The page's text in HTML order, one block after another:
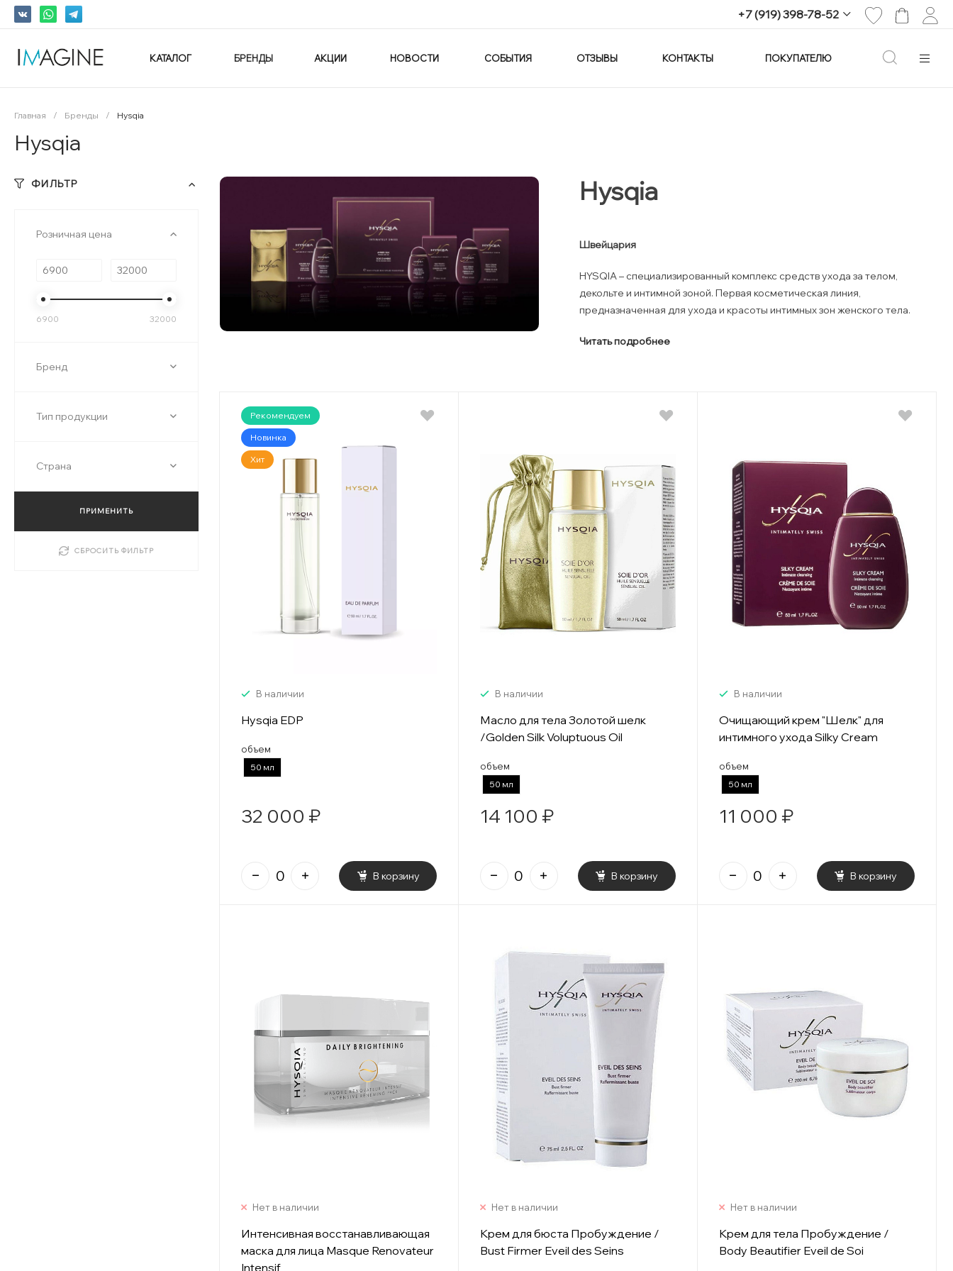
+7 (919) 398-78-52
+7 (919) 398-78-52
КАТАЛОГ БРЕНДЫ АКЦИИ НОВОСТИ СОБЫТИЯ ОТЗЫВЫ КОНТАКТЫ ПОКУПАТЕЛЮ
Главная / Бренды / Hysqia
Hysqia
ФИЛЬТР
Розничная цена
6900 32000
Бренд
Тип продукции
Страна
ПРИМЕНИТЬ
СБРОСИТЬ ФИЛЬТР
Hysqia
Швейцария
HYSQIA – специализированный комплекс средств ухода за телом,
декольте и интимной зоной. Первая косметическая линия,
предназначенная для ухода и красоты интимных зон женского тела.
Читать подробнее
Рекомендуем
Новинка
Хит
В наличии
Hysqia EDP
объем
50 мл
32 000 ₽
В корзину
В наличии
Масло для тела Золотой шелк
/Golden Silk Voluptuous Oil
объем
50 мл
14 100 ₽
В корзину
В наличии
Очищающий крем "Шелк" для
интимного ухода Silky Cream
объем
50 мл
11 000 ₽
В корзину
Нет в наличии
Интенсивная восстанавливающая
маска для лица Masque Renovateur
Intensif
Нет в наличии
Крем для бюста Пробуждение /
Bust Firmer Eveil des Seins
Нет в наличии
Крем для тела Пробуждение /
Body Beautifier Eveil de Soi